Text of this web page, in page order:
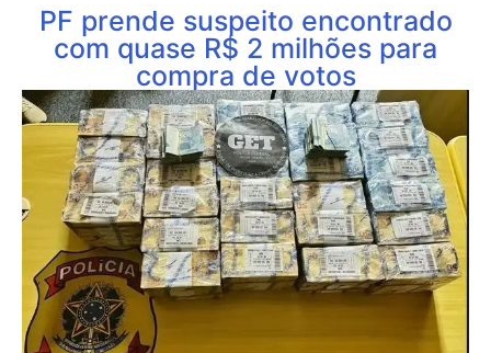
PF prende suspeito encontrado
com quase R$ 2 milhões para
compra de votos